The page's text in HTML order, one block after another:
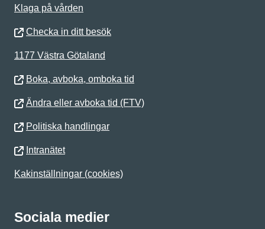
Klaga på vården
Checka in ditt besök
1177 Västra Götaland
Boka, avboka, omboka tid
Ändra eller avboka tid (FTV)
Politiska handlingar
Intranätet
Kakinställningar (cookies)
Sociala medier